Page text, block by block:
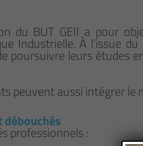
du BUT GEII a pour
Industrielle. À l’issue
poursuivre leurs études
peuvent aussi intégrer le
professionnels :